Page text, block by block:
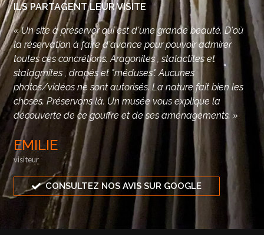
ILS PARTAGENT LEUR VISITE
« Un site à préserver qui est d'une grande beauté. D'où
la réservation à faire d'avance pour pouvoir admirer
toutes ces concrétions. Aragonites , stalactites et
stalagmites , drapés et "méduses". Aucunes
photos/vidéos ne sont autorisés. La nature fait bien les
choses. Préservons là. Un musée vous explique la
découverte de ce gouffre et de ses aménagements. »
EMILIE
visiteur
CONSULTEZ NOS AVIS SUR GOOGLE